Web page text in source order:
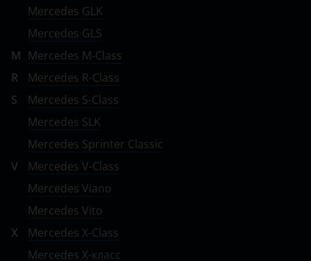
УАЗ
Mercedes GLK
Mercedes GLS
M Mercedes M-Class
R
Mercedes R-Class
S
Mercedes S-Class
Mercedes SLK
Mercedes Sprinter Classic
V
Mercedes V-Class
Mercedes Viano
Mercedes Vito
X
Mercedes X-Class
Mercedes X-класс